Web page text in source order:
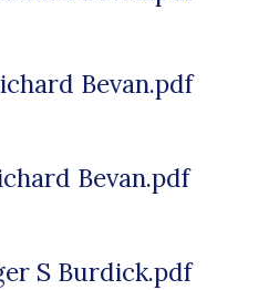
Bevan.pdf
Bevan.pdf
S Burdick.pdf